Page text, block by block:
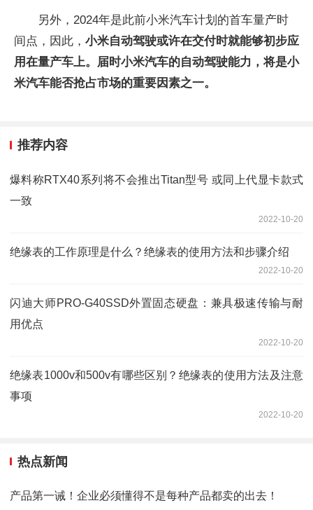
另外，2024年是此前小米汽车计划的首车量产时
间点，因此， 小米自动驾驶或许在交付时就能够初步应
用在量产车上。届时小米汽车的自动驾驶能力，将是小
米汽车能否抢占市场的重要因素之一。
推荐内容
爆料称RTX40系列将不会推出Titan型号 或同上代显卡款式
一致
2022-10-20
绝缘表的工作原理是什么？绝缘表的使用方法和步骤介绍
2022-10-20
闪迪大师PRO-G40SSD外置固态硬盘：兼具极速传输与耐
用优点
2022-10-20
绝缘表1000v和500v有哪些区别？绝缘表的使用方法及注意
事项
2022-10-20
热点新闻
产品第一诫！企业必须懂得不是每种产品都卖的出去！